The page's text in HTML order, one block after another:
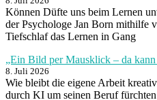
Können Düfte uns beim Lernen
der Psychologe Jan Born mithilfe
Tiefschlaf das Lernen in Gang
„Ein Bild per Mausklick – da
8. Juli 2026
Wie bleibt die eigene Arbeit
durch KI um seinen Beruf